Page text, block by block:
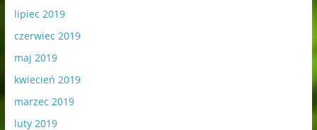
lipiec 2019
czerwiec 2019
maj 2019
kwiecień 2019
marzec 2019
luty 2019